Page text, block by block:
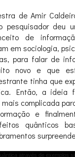
de Amir
pesquisador deu
de
em sociologia,
para falar de
novo e que
tinha que
Então, a ideia
complicada
e
quânticos